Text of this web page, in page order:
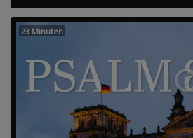
23 Minuten